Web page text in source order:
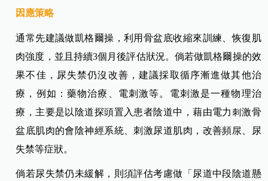
因應策略
通常先建議做凱格爾操，利用骨盆底收縮來訓練、恢復肌
肉強度，並且持續3個月後評估狀況。倘若做凱格爾操的效
果不佳，尿失禁仍沒改善，建議採取循序漸進做其他治
療，例如：藥物治療、電刺激等。電刺激是一種物理治
療，主要是以陰道探頭置入患者陰道中，藉由電力刺激骨
盆底肌肉的會陰神經系統、刺激尿道肌肉，改善頻尿、尿
失禁等症狀。
倘若尿失禁仍未緩解，則須評估考慮做「尿道中段陰道懸